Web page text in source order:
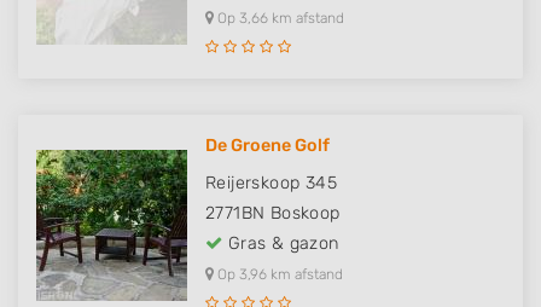
Op 3,66 km afstand
De Groene Golf
Reijerskoop 345
2771BN Boskoop
Gras & gazon
Op 3,96 km afstand